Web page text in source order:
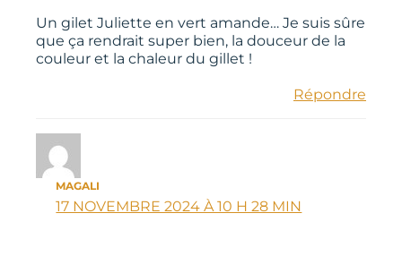
Un gilet Juliette en vert amande… Je suis sûre
que ça rendrait super bien, la douceur de la
couleur et la chaleur du gillet !
Répondre
MAGALI
17 NOVEMBRE 2024 À 10 H 28 MIN